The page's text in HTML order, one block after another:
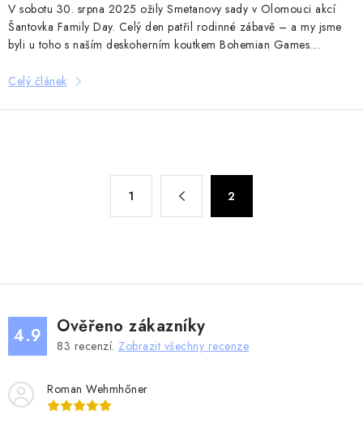
V sobotu 30. srpna 2025 ožily Smetanovy sady v Olomouci akcí
Šantovka Family Day. Celý den patřil rodinné zábavě – a my jsme
byli u toho s naším deskoherním koutkem Bohemian Games....
Celý článek
a
c
p
v
k
v
á
n
1 2
4.9 Ověřeno zákazníky
83 recenzí. Zobrazit všechny recenze
Roman Wehmhőner